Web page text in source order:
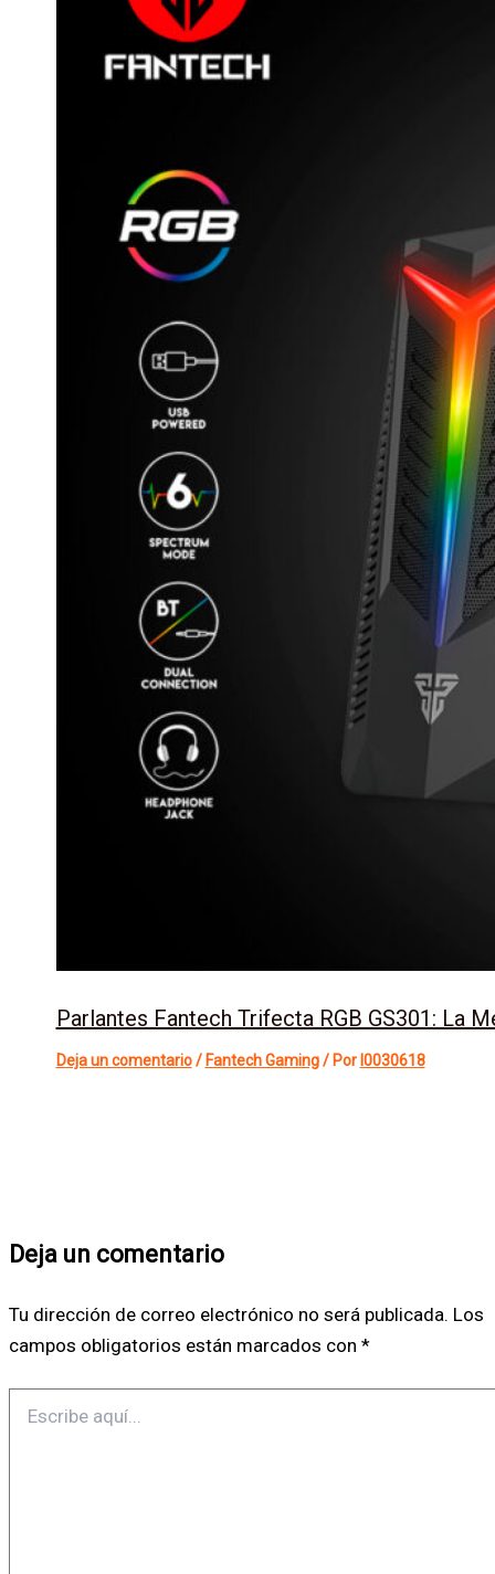
Parlantes Fantech Trifecta RGB GS301: La
Deja un comentario / Fantech Gaming/ Por l0030618
Deja un comentario
Tu dirección de correo electrónico no será publicada. Los
campos obligatorios están marcados con *
aquí...